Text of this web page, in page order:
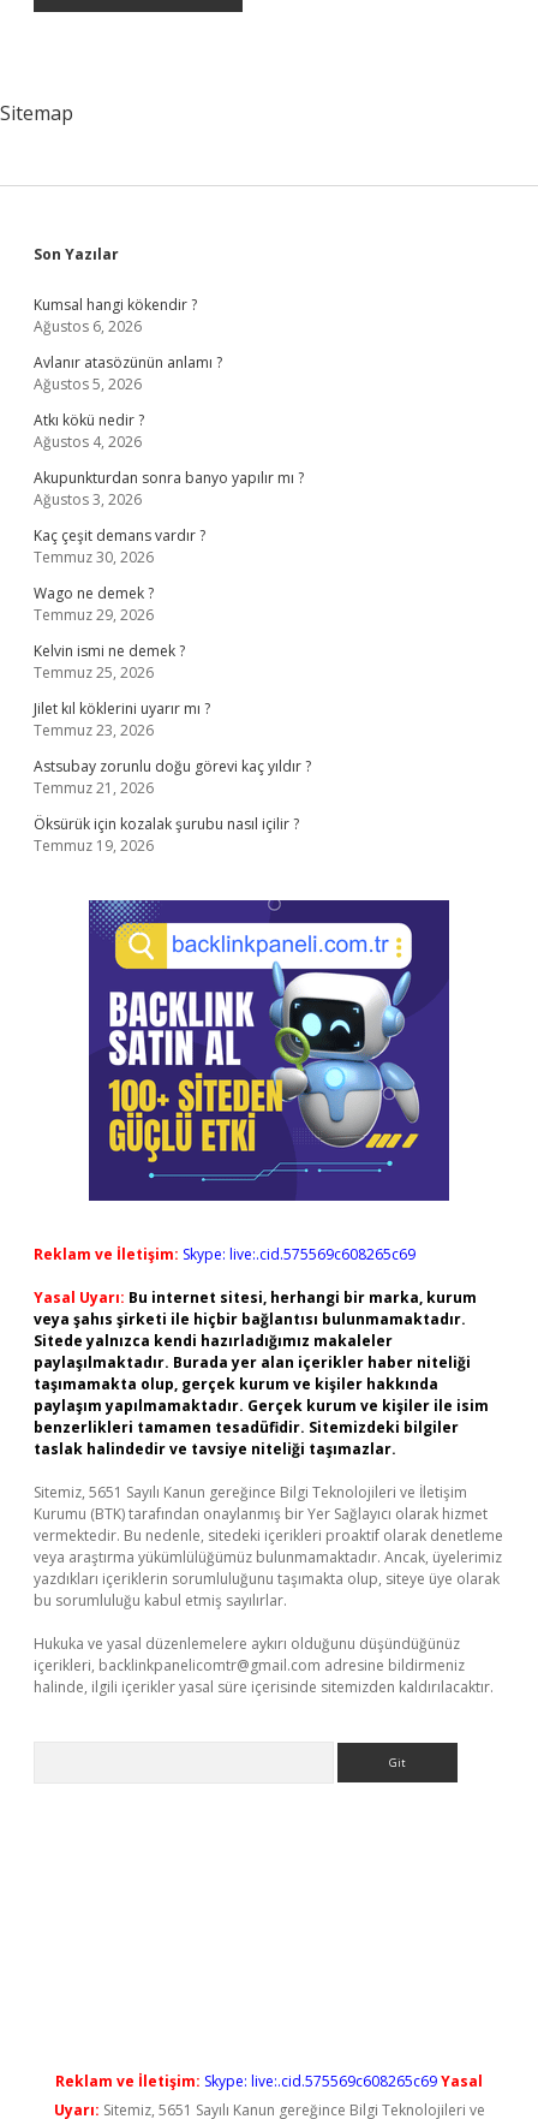
Sitemap
Sidebar
Son Yazılar
Kumsal hangi kökendir ?
Ağustos 6, 2026
Avlanır atasözünün anlamı ?
Ağustos 5, 2026
Atkı kökü nedir ?
Ağustos 4, 2026
Akupunkturdan sonra banyo yapılır mı ?
Ağustos 3, 2026
Kaç çeşit demans vardır ?
Temmuz 30, 2026
Wago ne demek ?
Temmuz 29, 2026
Kelvin ismi ne demek ?
Temmuz 25, 2026
Jilet kıl köklerini uyarır mı ?
Temmuz 23, 2026
Astsubay zorunlu doğu görevi kaç yıldır ?
Temmuz 21, 2026
Öksürük için kozalak şurubu nasıl içilir ?
Temmuz 19, 2026
Reklam ve İletişim: Skype: live:.cid.575569c608265c69
Yasal Uyarı: Bu internet sitesi, herhangi bir marka, kurum
veya şahıs şirketi ile hiçbir bağlantısı bulunmamaktadır.
Sitede yalnızca kendi hazırladığımız makaleler
paylaşılmaktadır. Burada yer alan içerikler haber niteliği
taşımamakta olup, gerçek kurum ve kişiler hakkında
paylaşım yapılmamaktadır. Gerçek kurum ve kişiler ile isim
benzerlikleri tamamen tesadüfidir. Sitemizdeki bilgiler
taslak halindedir ve tavsiye niteliği taşımazlar.
Sitemiz, 5651 Sayılı Kanun gereğince Bilgi Teknolojileri ve İletişim
Kurumu (BTK) tarafından onaylanmış bir Yer Sağlayıcı olarak hizmet
vermektedir. Bu nedenle, sitedeki içerikleri proaktif olarak denetleme
veya araştırma yükümlülüğümüz bulunmamaktadır. Ancak, üyelerimiz
yazdıkları içeriklerin sorumluluğunu taşımakta olup, siteye üye olarak
bu sorumluluğu kabul etmiş sayılırlar.
Hukuka ve yasal düzenlemelere aykırı olduğunu düşündüğünüz
içerikleri, backlinkpanelicomtr@gmail.com adresine bildirmeniz
halinde, ilgili içerikler yasal süre içerisinde sitemizden kaldırılacaktır.
Reklam ve İletişim: Skype: live:.cid.575569c608265c69Yasal
Uyarı: Sitemiz, 5651 Sayılı Kanun gereğince Bilgi Teknolojileri ve